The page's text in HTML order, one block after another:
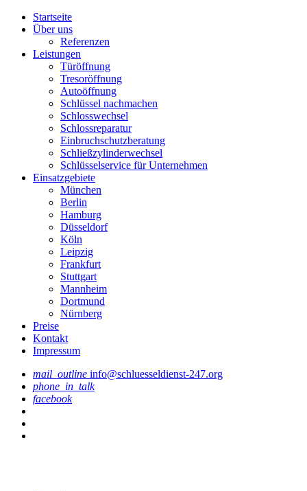
Startseite
Über uns
Referenzen
Leistungen
Türöffnung
Tresoröffnung
Аutoöffnung
Schlüssel nachmachen
Schlosswechsel
Schlossreparatur
Einbruchschutzberatung
Schließzylinderwechsel
Schlüsselservice für Unternehmen
Einsatzgebiete
München
Berlin
Hamburg
Düsseldorf
Köln
Leipzig
Frankfurt
Stuttgart
Mannheim
Dortmund
Nürnberg
Preise
Kontakt
Impressum
mail_outline info@schluesseldienst-247.org
phone_in_talk
facebook